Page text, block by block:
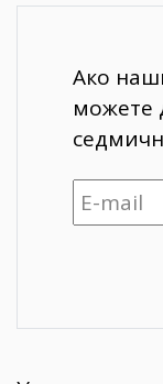
Ако
можете